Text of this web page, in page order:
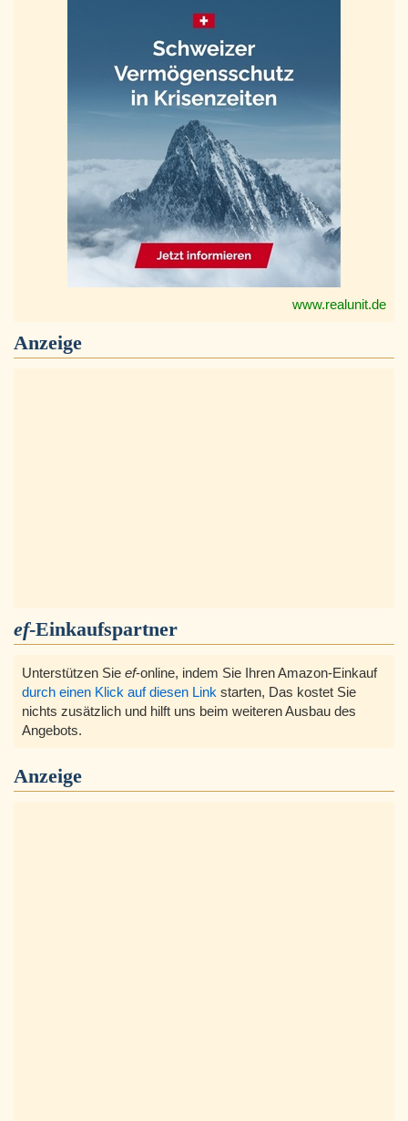
www.realunit.de
Anzeige
ef-Einkaufspartner
Unterstützen Sie ef-online, indem Sie Ihren Amazon-Einkauf
durch einen Klick auf diesen Link starten, Das kostet Sie
nichts zusätzlich und hilft uns beim weiteren Ausbau des
Angebots.
Anzeige